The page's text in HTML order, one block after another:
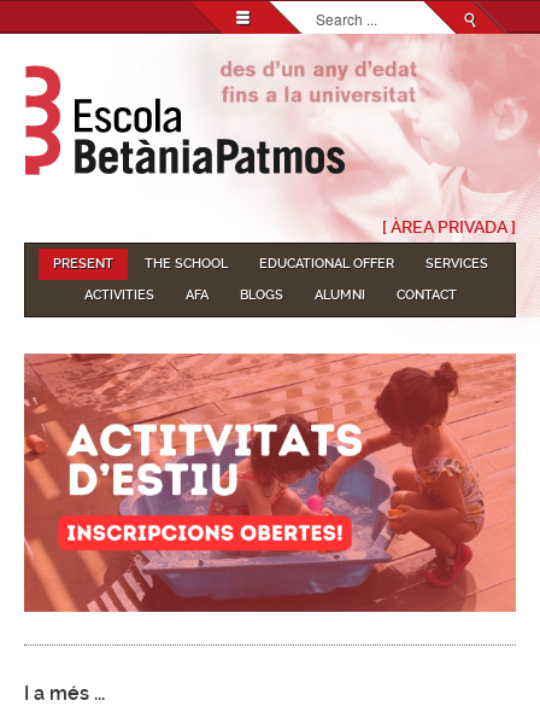
Search...
[ ÀREA PRIVADA ]
PRESENT THE SCHOOL EDUCATIONAL OFFER
SERVICES
ACTIVITIES
AFA BLOGS ALUMNI CONTACT
I a més ...